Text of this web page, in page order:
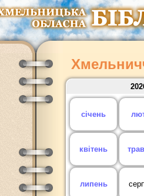
січень
квітень
липень